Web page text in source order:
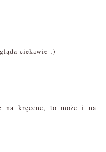
ciekawie :)
na kręcone, to może i na